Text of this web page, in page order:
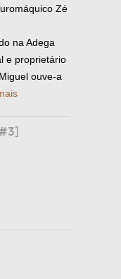
Zé
na Adega
e proprietário
ouve-a